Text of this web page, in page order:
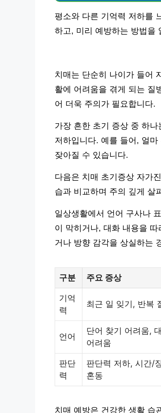
평소와 다른 기억력 저하를
하고, 미리 예방하는 방법을
치매는 단순히 나이가 들어
활에 어려움을 겪게 되는 질
어 더욱 주의가 필요합니다.
가장 흔한 초기 증상 중 하
저하입니다. 예를 들어, 얼
잦아질 수 있습니다.
다음은 치매 초기증상 자가
습과 비교하며 주의 깊게 살
일상생활에서 언어 구사나
이 막히거나, 대화 내용을
거나 방향 감각을 상실하는
구분 주요 증상
기억
력
최근 일 잊기, 반복
언어
단어 찾기 어려움,
어려움
판단
력
판단력 저하, 시간/
혼동
치매 예방은 건강한 생활 습